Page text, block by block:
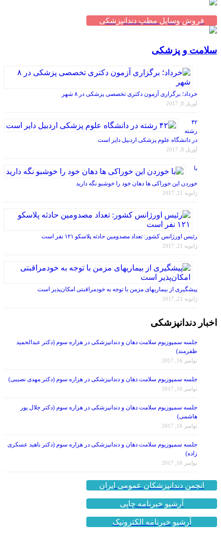
فروش وسایل مطب دندانپزشکی
سلامت و پزشکی
خرداد؛ برگزاری آزمون دکتری تخصصی پزشکی در ۸ شهر
آوریل 8, 2017
۴۲
رشته
در دانشگاه علوم پزشکی اردبیل دایر است
آوریل 8, 2017
با
خوردن این خوراکی ها دهان خود را خوشبو نگه دارید
ژانویه 21, 2017
رئیس اورژانس کشور: تعداد مصدومین حادثه پلاسکو ۱۲۱ نفر است
ژانویه 21, 2017
پیشگیری از بیماریهای مزمن با توجه به خودمراقبتی امکان‌پذیر است
ژانویه 21, 2017
اخبار دندانپزشکی
جلسه سمپوزیوم سلامت دهان و دندانپزشکی در هزاره سوم (دکتر عبدالحمید
ظفرمند)
نوامبر 16, 2017
جلسه سمپوزیوم سلامت دهان و دندانپزشکی در هزاره سوم (دکتر مهدی نصیبی)
نوامبر 16, 2017
جلسه سمپوزیوم سلامت دهان و دندانپزشکی در هزاره سوم (دکتر جلال پور
هاشمی)
نوامبر 16, 2017
جلسه سمپوزیوم سلامت دهان و دندانپزشکی در هزاره سوم (دکتر ناهید عسکری
زاده)
نوامبر 16, 2017
انجمن دندانپزشکان عمومی ایران
آرشیو خبرنامه چاپی
آرشیو خبرنامه الکترونیک